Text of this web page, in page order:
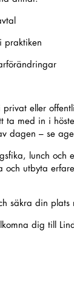
praktiken
eller
ta med in i
dagen – se
lunch och
och utbyta
säkra din plats
dig till